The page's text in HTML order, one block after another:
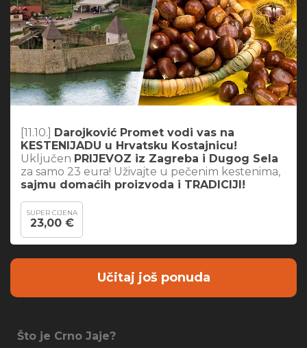
[11.10.]
Darojković Promet vodi vas na
KESTENIJADU u Hrvatsku Kostajnicu!
Uključen PRIJEVOZ iz Zagreba i Dugog Sela
za samo 23 eura! Uživajte u pečenim kestenima,
sajmu domaćih proizvoda i TRADICIJI!
SUPER CIJENA
23,00 €
Učitaj još ponuda
Što je Crno Jaje?